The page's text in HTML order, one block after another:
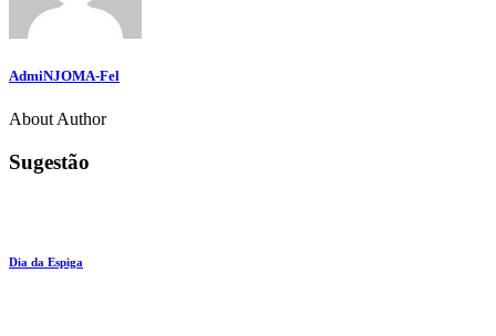
AdmiNJOMA-Fel
About Author
Sugestão
Dia da Espiga